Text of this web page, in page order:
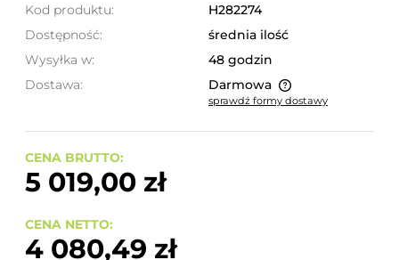
Kod produktu:
H282274
Dostępność:
średnia ilość
Wysyłka w:
48 godzin
Dostawa:
Darmowa
Cena nie zawiera ewentualnych kosztów płatności
sprawdź formy dostawy
CENA BRUTTO:
5 019,00 zł
CENA NETTO:
4 080,49 zł